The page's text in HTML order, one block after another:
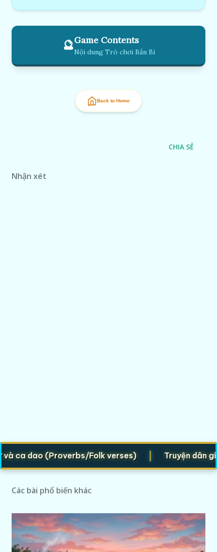
🔮Game Contents
Nội dung Trò chơi Bắn Bi
Back to Home
CHIA SẺ
Nhận xét
dao (Proverbs/Folk verses) | Truyện dân gian
Các bài phổ biến khác